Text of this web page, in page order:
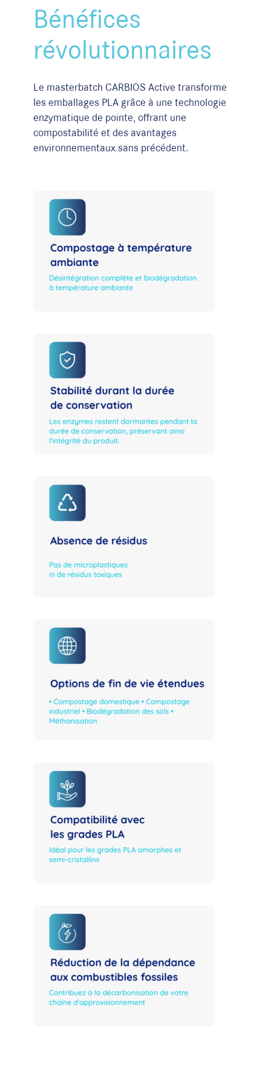
Bénéfices
révolutionnaires
Le masterbatch CARBIOS Active transforme
les emballages PLA grâce à une technologie
enzymatique de pointe, offrant une
compostabilité et des avantages
environnementaux sans précédent.